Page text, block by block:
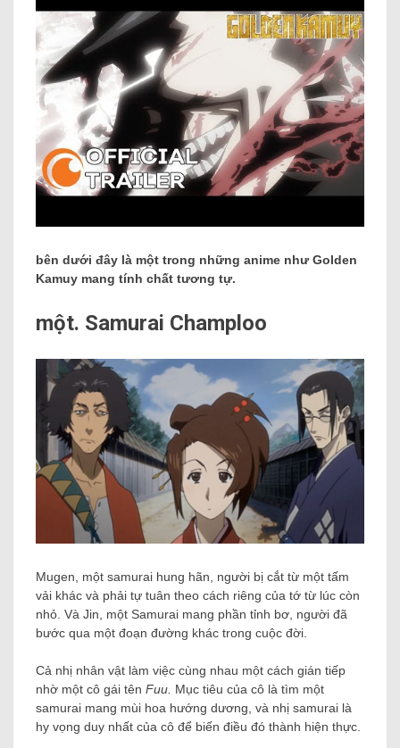
bên dưới đây là một trong những anime như Golden
Kamuy mang tính chất tương tự.
một. Samurai Champloo
Mugen, một samurai hung hãn, người bị cắt từ một tấm
vải khác và phải tự tuân theo cách riêng của tớ từ lúc còn
nhỏ. Và Jin, một Samurai mang phần tỉnh bơ, người đã
bước qua một đoạn đường khác trong cuộc đời.
Cả nhị nhân vật làm việc cùng nhau một cách gián tiếp
nhờ một cô gái tên Fuu. Mục tiêu của cô là tìm một
samurai mang mùi hoa hướng dương, và nhị samurai là
hy vọng duy nhất của cô để biến điều đó thành hiện thực.